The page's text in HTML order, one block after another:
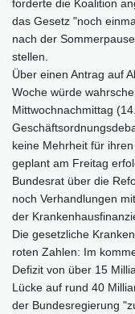
forderte die Koalition
das Gesetz "noch
nach der
stellen.
Über einen Antrag auf
Woche würde
Mittwochnachmittag
keine Mehrheit für
geplant am Freitag
Bundesrat über die
noch Verhandlungen
der
Die gesetzliche
roten Zahlen: Im
Defizit von über 15
Lücke auf rund 40
der Bundesregierung